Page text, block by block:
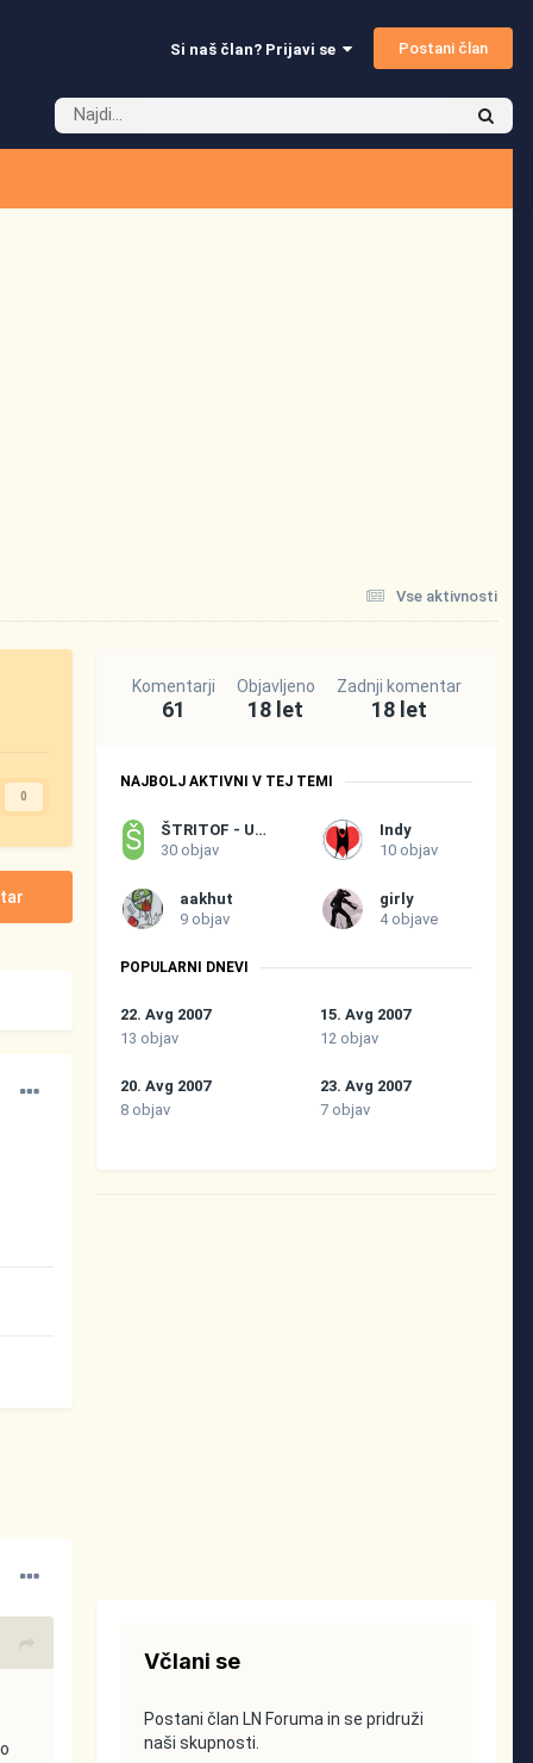
Si naš član? Prijavi se Postani član
Vse aktivnosti
0
Komentarji
61
Objavljeno
18 let
Zadnji komentar
18 let
NAJBOLJ AKTIVNI V TEJ TEMI
ŠTRITOF - UPOKOJENEC TVS
30 objav
Indy
10 objav
aakhut
9 objav
girly
4 objave
POPULARNI DNEVI
22. Avg 2007
13 objav
15. Avg 2007
12 objav
20. Avg 2007
8 objav
23. Avg 2007
7 objav
Včlani se
Postani član LN Foruma in se pridruži
naši skupnosti.